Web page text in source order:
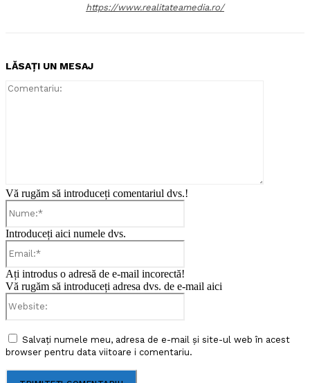
https://www.realitateamedia.ro/
LĂSAȚI UN MESAJ
Vă rugăm să introduceți comentariul dvs.!
Introduceți aici numele dvs.
Ați introdus o adresă de e-mail incorectă!
Vă rugăm să introduceți adresa dvs. de e-mail aici
Salvați numele meu, adresa de e-mail și site-ul web în acest
browser pentru data viitoare i comentariu.